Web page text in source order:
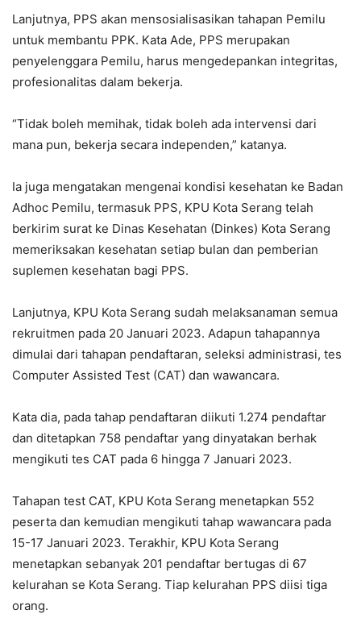
Lanjutnya, PPS akan mensosialisasikan tahapan Pemilu
untuk membantu PPK. Kata Ade, PPS merupakan
penyelenggara Pemilu, harus mengedepankan integritas,
profesionalitas dalam bekerja.
“Tidak boleh memihak, tidak boleh ada intervensi dari
mana pun, bekerja secara independen,” katanya.
Ia juga mengatakan mengenai kondisi kesehatan ke Badan
Adhoc Pemilu, termasuk PPS, KPU Kota Serang telah
berkirim surat ke Dinas Kesehatan (Dinkes) Kota Serang
memeriksakan kesehatan setiap bulan dan pemberian
suplemen kesehatan bagi PPS.
Lanjutnya, KPU Kota Serang sudah melaksanaman semua
rekruitmen pada 20 Januari 2023. Adapun tahapannya
dimulai dari tahapan pendaftaran, seleksi administrasi, tes
Computer Assisted Test (CAT) dan wawancara.
Kata dia, pada tahap pendaftaran diikuti 1.274 pendaftar
dan ditetapkan 758 pendaftar yang dinyatakan berhak
mengikuti tes CAT pada 6 hingga 7 Januari 2023.
Tahapan test CAT, KPU Kota Serang menetapkan 552
peserta dan kemudian mengikuti tahap wawancara pada
15-17 Januari 2023. Terakhir, KPU Kota Serang
menetapkan sebanyak 201 pendaftar bertugas di 67
kelurahan se Kota Serang. Tiap kelurahan PPS diisi tiga
orang.